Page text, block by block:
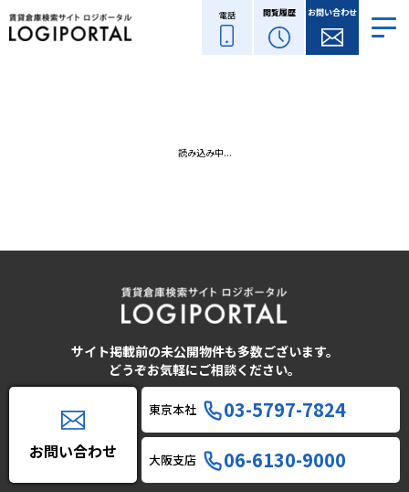
電話 閲覧履歴 お問い合わせ
読み込み中...
サイト掲載前の未公開物件も多数ございます。
どうぞお気軽にご相談ください。
お問い合わせ
東京本社 03-5797-7824
大阪支店 06-6130-9000